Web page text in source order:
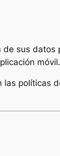
sus datos
móvil.
las políticas